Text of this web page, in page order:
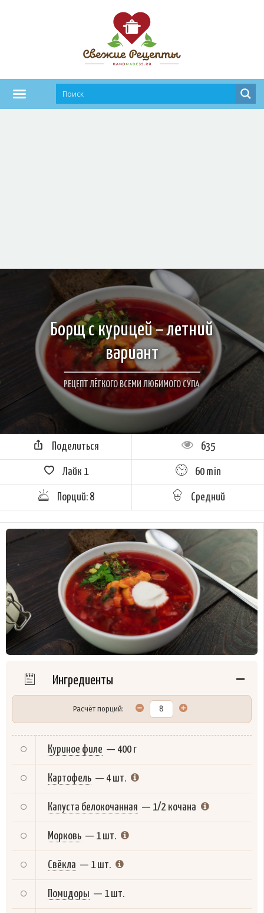
Борщ с курицей – летний
вариант
РЕЦЕПТ ЛЁГКОГО ВСЕМИ ЛЮБИМОГО СУПА
Поделиться 635
Лайк 1 60 min
Порций: 8 Средний
Ингредиенты
Расчёт порций:
Куриное филе — 400 г
Картофель — 4 шт.
Капуста белокочанная — 1/2 кочана
Морковь — 1 шт.
Свёкла — 1 шт.
Помидоры — 1 шт.